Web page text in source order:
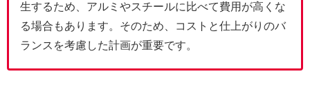
生するため、アルミやスチールに比べて費用が高くな
る場合もあります。そのため、コストと仕上がりのバ
ランスを考慮した計画が重要です。